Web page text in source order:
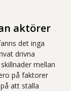
aktörer
det inga
drivna
mellan
på faktorer
att ställa